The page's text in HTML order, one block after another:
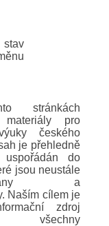
stránkách
materiály pro
českého
je přehledně
do
jsou neustále
a
Naším cílem je
zdroj
všechny